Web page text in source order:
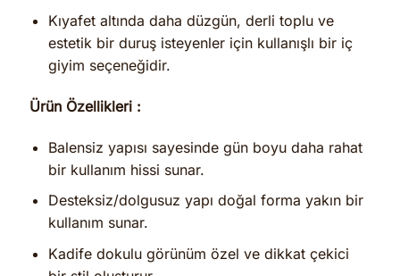
Kıyafet altında daha düzgün, derli toplu ve
estetik bir duruş isteyenler için kullanışlı bir iç
giyim seçeneğidir.
Ürün Özellikleri :
Balensiz yapısı sayesinde gün boyu daha rahat
bir kullanım hissi sunar.
Desteksiz/dolgusuz yapı doğal forma yakın bir
kullanım sunar.
Kadife dokulu görünüm özel ve dikkat çekici